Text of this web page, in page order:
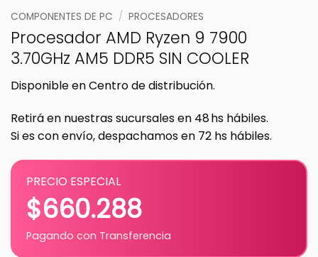
COMPONENTES DE PC / PROCESADORES
Procesador AMD Ryzen 9 7900
3.70GHz AM5 DDR5 SIN COOLER
Disponible en Centro de distribución.
Retirá en nuestras sucursales en 48 hs hábiles.
Si es con envío, despachamos en 72 hs hábiles.
PRECIO ESPECIAL
$660.288
Pagando con Transferencia